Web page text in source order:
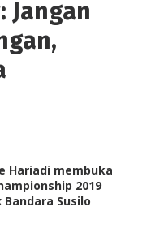
Jangan
Hariadi membuka
2019
Susilo